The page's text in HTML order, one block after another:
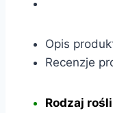
Opis
Recenzje
Rodzaj